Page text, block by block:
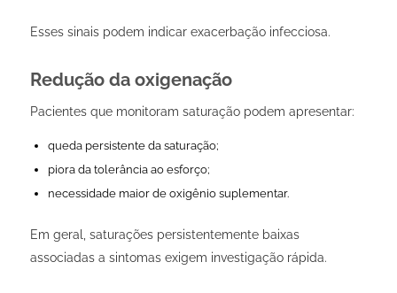
Esses sinais podem indicar exacerbação infecciosa.
Redução da oxigenação
Pacientes que monitoram saturação podem apresentar:
queda persistente da saturação;
piora da tolerância ao esforço;
necessidade maior de oxigênio suplementar.
Em geral, saturações persistentemente baixas
associadas a sintomas exigem investigação rápida.